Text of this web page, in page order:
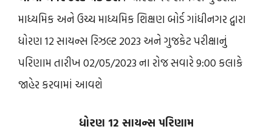
માધ્યમિક અને ઉચ્ચ માધ્યમિક શિક્ષણ બોર્ડ ગાંધીનગર દ્વારા
ધોરણ 12 સાયન્સ રિઝલ્ટ 2023 અને ગુજકેટ પરીક્ષાનું
પરિણામ તારીખ 02/05/2023 ના રોજ સવારે 9:00 કલાકે
જાહેર કરવામાં આવશે
ધોરણ 12 સાયન્સ પરિણામ